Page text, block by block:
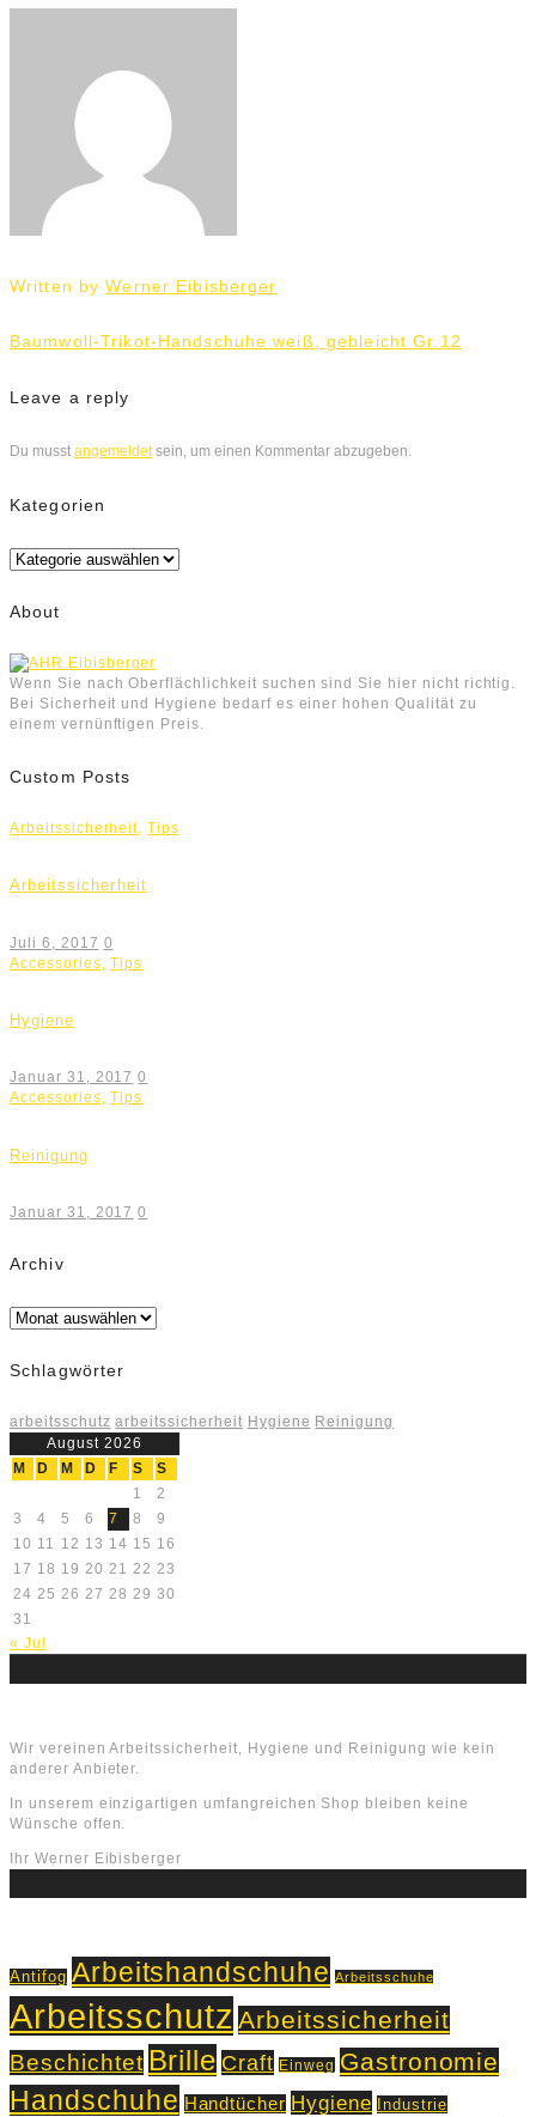
Written byWerner Eibisberger
Beitrags-
Navigation
Baumwoll-Trikot-Handschuhe weiß, gebleicht Gr.12
Leave a reply
Du musst angemeldetsein, um einen Kommentar abzugeben.
Kategorien
Kategorien
About
Wenn Sie nach Oberflächlichkeit suchen sind Sie hier nicht richtig.
Bei Sicherheit und Hygiene bedarf es einer hohen Qualität zu
einem vernünftigen Preis.
Custom Posts
Arbeitssicherheit,Tips
Arbeitssicherheit
Juli 6, 2017 0
Accessories ,Tips
Hygiene
Januar 31, 2017 0
Accessories,Tips
Reinigung
Januar 31, 2017 0
Archiv
Archiv
Schlagwörter
arbeitsschutz arbeitssicherheit Hygiene Reinigung
August 2026
M
D M D F S
S
1
2
3
4 5 6 7 8
9
10 11 12 13 14 15 16
17 18 19 20 21 22 23
24 25 26 27 28 29 30
31
« Jul
Wir vereinen Arbeitssicherheit, Hygiene und Reinigung wie kein
anderer Anbieter.
In unserem einzigartigen umfangreichen Shop bleiben keine
Wünsche offen.
Ihr Werner Eibisberger
Antifog Arbeitshandschuhe Arbeitsschuhe
Arbeitsschutz Arbeitssicherheit
Beschichtet Brille Craft Einweg Gastronomie
Handschuhe Handtücher Hygiene Industrie